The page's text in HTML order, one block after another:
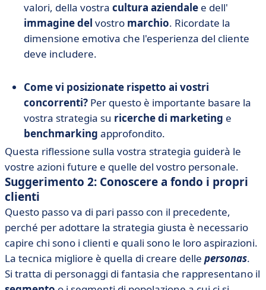
valori, della vostra cultura aziendale e dell'
immagine del vostro marchio. Ricordate la
dimensione emotiva che l'esperienza del cliente
deve includere.
Come vi posizionate rispetto ai vostri
concorrenti? Per questo è importante basare la
vostra strategia su ricerche di marketing e
benchmarking approfondito.
Questa riflessione sulla vostra strategia guiderà le
vostre azioni future e quelle del vostro personale.
Suggerimento 2: Conoscere a fondo i propri
clienti
Questo passo va di pari passo con il precedente,
perché per adottare la strategia giusta è necessario
capire chi sono i clienti e quali sono le loro aspirazioni.
La tecnica migliore è quella di creare delle personas.
Si tratta di personaggi di fantasia che rappresentano il